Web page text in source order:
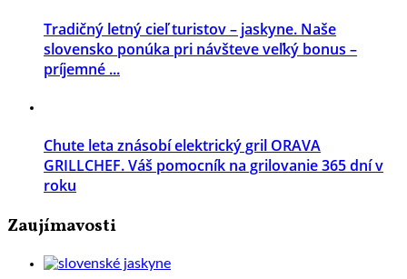
Tradičný letný cieľ turistov – jaskyne. Naše
slovensko ponúka pri návšteve veľký bonus –
príjemné ...
Chute leta znásobí elektrický gril ORAVA
GRILLCHEF. Váš pomocník na grilovanie 365 dní v
roku
Zaujímavosti